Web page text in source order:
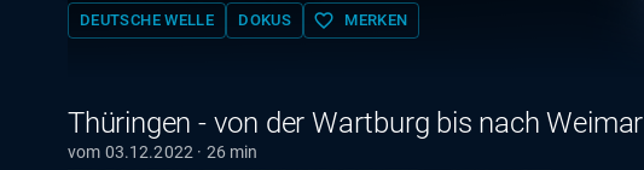
DEUTSCHE WELLE DOKUS favorite_border MERKEN
Thüringen - von der Wartburg bis nach Weimar
vom 03.12.2022 · 26 min